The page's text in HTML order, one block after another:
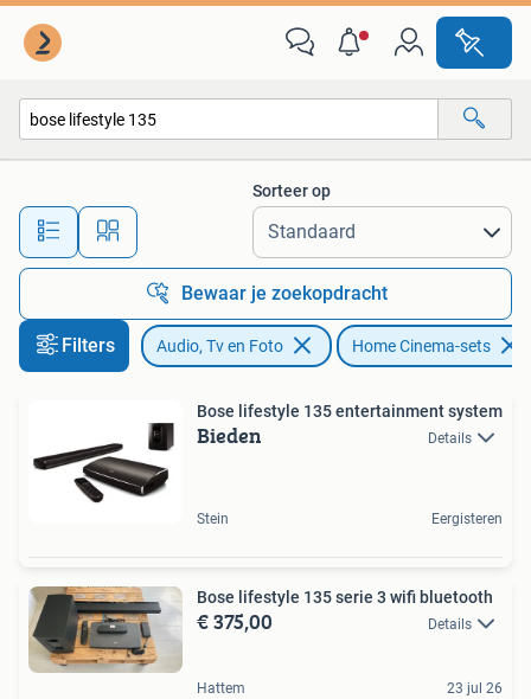
Alle afstanden…
Sorteer op
Bewaar je zoekopdracht
Filters Audio, Tv en Foto Home Cinema-sets
Bose lifestyle 135 entertainment system
Bieden Details
Stein Eergisteren
Bose lifestyle 135 serie 3 wifi bluetooth
€ 375,00 Details
Hattem 23 jul 26